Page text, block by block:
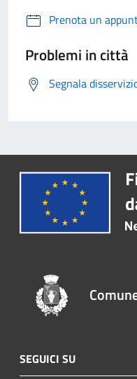
Prenota un
Problemi in città
Segnala
SEGUICI SU